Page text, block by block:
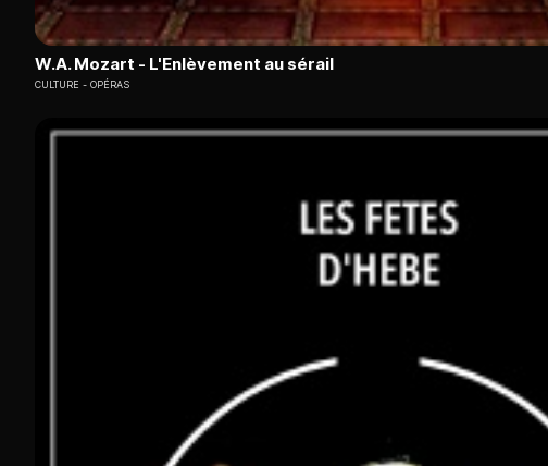
W.A. Mozart - L'Enlèvement au sérail
CULTURE OPÉRAS